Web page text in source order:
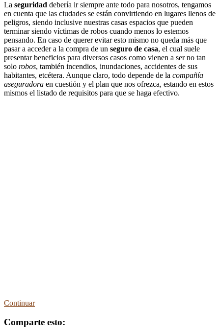
La seguridad debería ir siempre ante todo para nosotros, tengamos
en cuenta que las ciudades se están convirtiendo en lugares llenos de
peligros, siendo inclusive nuestras casas espacios que pueden
terminar siendo víctimas de robos cuando menos lo estemos
pensando. En caso de querer evitar esto mismo no queda más que
pasar a acceder a la compra de un seguro de casa, el cual suele
presentar beneficios para diversos casos como vienen a ser no tan
solo robos, también incendios, inundaciones, accidentes de sus
habitantes, etcétera. Aunque claro, todo depende de la compañía
aseguradora en cuestión y el plan que nos ofrezca, estando en estos
mismos el listado de requisitos para que se haga efectivo.
Continuar
Comparte esto: